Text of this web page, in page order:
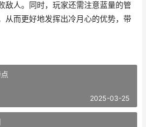
敌人。同时，玩家还需注意蓝量的管
从而更好地发挥出冷月心的优势，带
2025-03-25